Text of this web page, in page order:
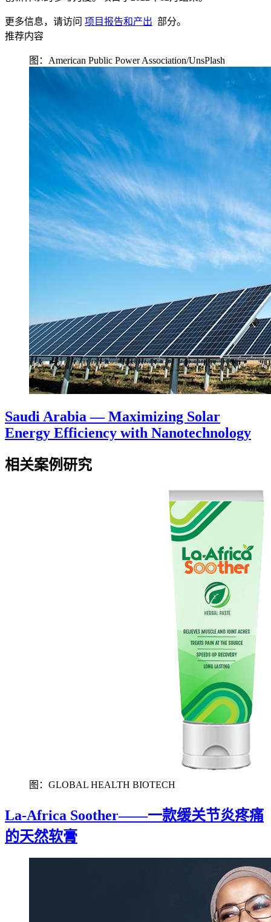
更多信息，请访问 项目报告和产出 部分。
推荐内容
图：American Public Power Association/UnsPlash
Saudi Arabia — Maximizing Solar
Energy Efficiency with Nanotechnology
相关案例研究
图：GLOBAL HEALTH BIOTECH
La-Africa Soother——一款缓关节炎疼痛
的天然软膏